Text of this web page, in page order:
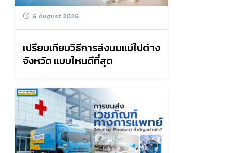
6 August 2026
เปรียบเทียบวิธีการส่งนมแม่ไปต่าง
จังหวัด แบบไหนดีที่สุด